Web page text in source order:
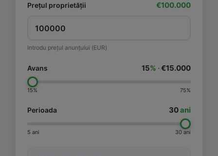
Prețul proprietății €100.000
Introdu prețul anunțului (EUR)
Avans 15% ·€15.000
15% 75%
Perioada 30ani
5 ani 30 ani